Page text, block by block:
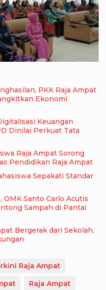
PKK Raja Ampat
Ekonomi
Keuangan
Dinilai Perkuat Tata
Raja Ampat Sorong
Pendidikan Raja Ampat
Sepakati Standar
Santo Carlo Acutis
Sampah di Pantai
Bergerak dari Sekolah,
Raja Ampat
Raja Ampat